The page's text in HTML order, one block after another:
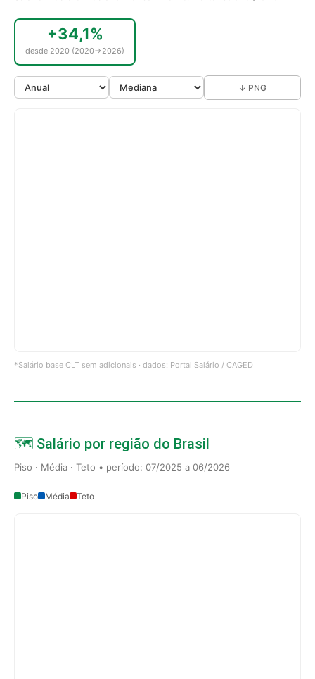
+34,1%
desde 2020 (2020→2026)
↓ PNG
*Salário base CLT sem adicionais · dados: Portal Salário / CAGED
🗺️ Salário por região do Brasil
Piso · Média · Teto • período: 07/2025 a 06/2026
Piso Média Teto